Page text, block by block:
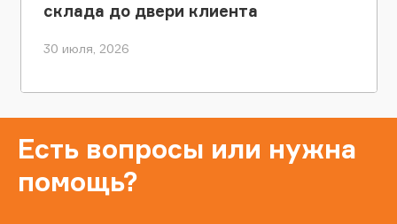
склада до двери клиента
30 июля, 2026
Есть вопросы или нужна
помощь?